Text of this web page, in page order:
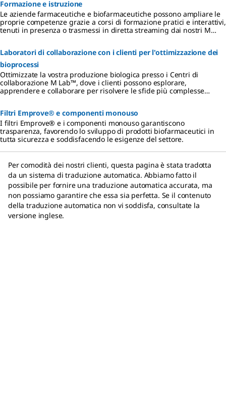
Formazione e istruzione
Le aziende farmaceutiche e biofarmaceutiche possono ampliare le
proprie competenze grazie a corsi di formazione pratici e interattivi,
tenuti in presenza o trasmessi in diretta streaming dai nostri M
Laboratori di collaborazione con i clienti per l'ottimizzazione dei
bioprocessi
Ottimizzate la vostra produzione biologica presso i Centri di
collaborazione M Lab™, dove i clienti possono esplorare,
apprendere e collaborare per risolvere le sfide più complesse
Filtri Emprove® e componenti monouso
I filtri Emprove® e i componenti monouso garantiscono
trasparenza, favorendo lo sviluppo di prodotti biofarmaceutici in
tutta sicurezza e soddisfacendo le esigenze del settore.
Per comodità dei nostri clienti, questa pagina è stata tradotta
da un sistema di traduzione automatica. Abbiamo fatto il
possibile per fornire una traduzione automatica accurata, ma
non possiamo garantire che essa sia perfetta. Se il contenuto
della traduzione automatica non vi soddisfa, consultate la
versione inglese.